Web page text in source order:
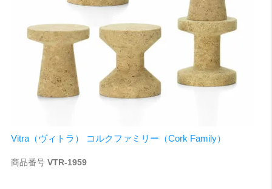
Vitra（ヴィトラ） コルクファミリー（Cork Family）
商品番号 VTR-1959